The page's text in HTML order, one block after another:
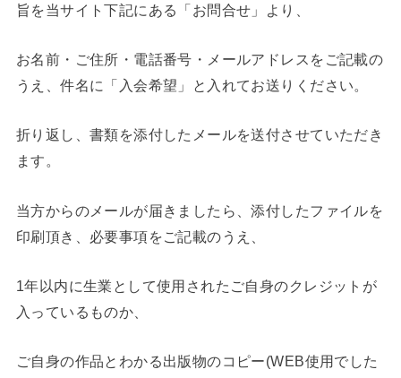
旨を当サイト下記にある「お問合せ」より、
お名前・ご住所・電話番号・メールアドレスをご記載の
うえ、件名に「入会希望」と入れてお送りください。
折り返し、書類を添付したメールを送付させていただき
ます。
当方からのメールが届きましたら、添付したファイルを
印刷頂き、必要事項をご記載のうえ、
1年以内に生業として使用されたご自身のクレジットが
入っているものか、
ご自身の作品とわかる出版物のコピー(WEB使用でした